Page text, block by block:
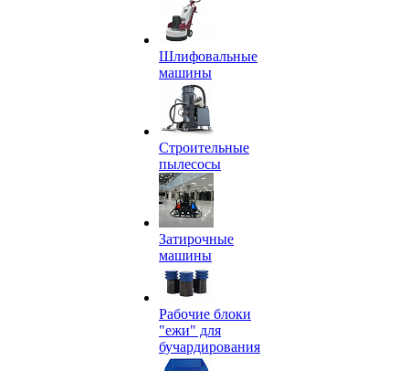
Шлифовальные
машины
Строительные
пылесосы
Затирочные
машины
Рабочие блоки
"ежи" для
бучардирования